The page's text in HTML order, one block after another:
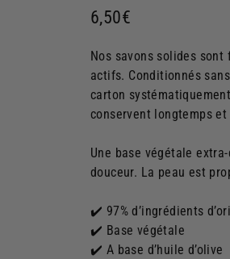
Prix
6,50€
Nos savons solides
actifs. Conditionnés
carton
conservent longtemps
Une base végétale
douceur. La peau est
✔️ 97% d’ingrédients
✔️ Base végétale
✔️ A base d’huile d’olive